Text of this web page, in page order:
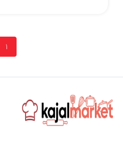
1